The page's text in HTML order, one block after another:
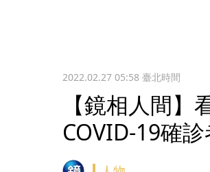
2022.02.27 05:58臺北時間
【鏡相人間
COVID-19確